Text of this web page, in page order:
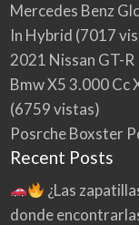
Mercedes Benz
In Hybrid (7017
2021 Nissan GT-
Bmw X5 3.000 Cc
(6759 vistas)
Posrche Boxster
Recent Posts
¿Las
donde